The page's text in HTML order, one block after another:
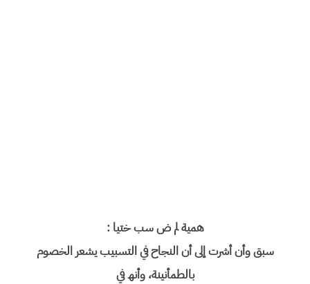
همية لم ض سب ختيا :
سبق وأن أشرت إلى أن النجاح في التسبیب یشعر الخصوم
بالطمأنینة، وأنھ في